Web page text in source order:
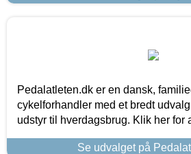
Pedalatleten.dk er en dansk,
cykelforhandler med et bredt
udstyr til hverdagsbrug. Klik her for
Se udvalget på